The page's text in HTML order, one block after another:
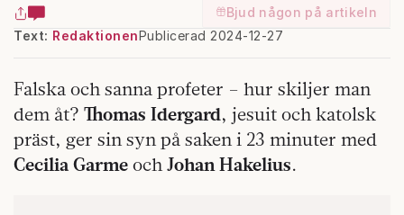
Bjud någon på artikeln
Text: RedaktionenPublicerad 2024-12-27
Falska och sanna profeter – hur skiljer man
dem åt? Thomas Idergard, jesuit och katolsk
präst, ger sin syn på saken i 23 minuter med
Cecilia Garme ochJohan Hakelius.